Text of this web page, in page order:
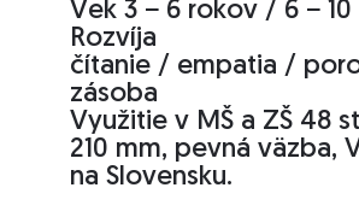
Vek 3 − 6 rokov / 6 −
Rozvíja
čítanie / empatia /
zásoba
Využitie v MŠ a ZŠ 48
210 mm, pevná väzba,
na Slovensku.